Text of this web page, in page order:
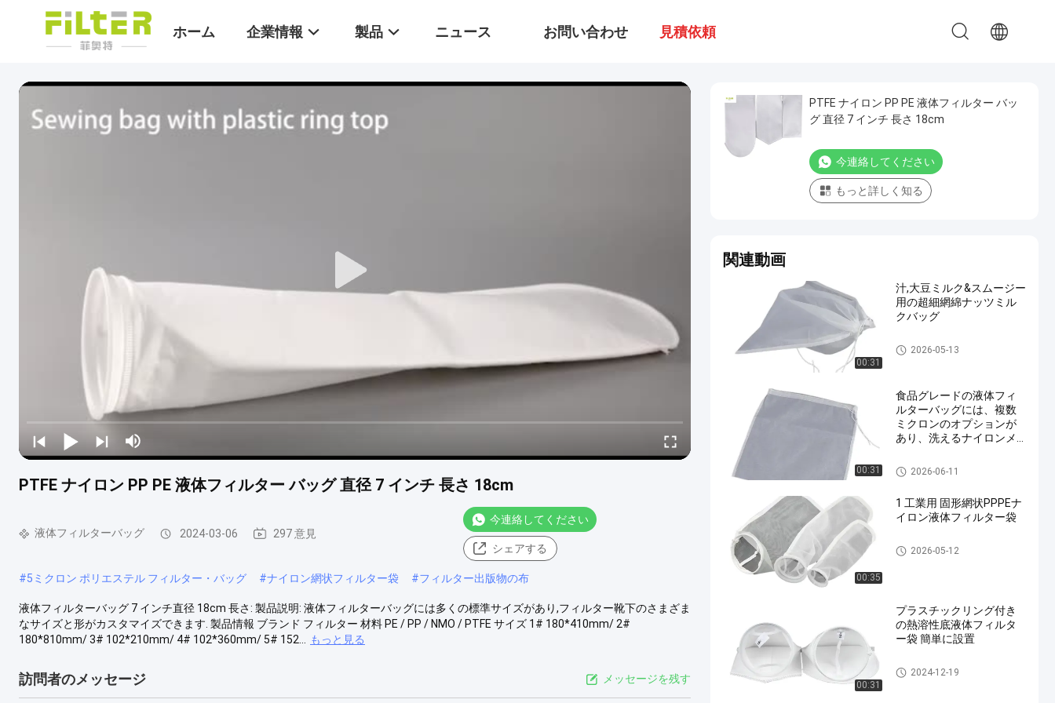
ホーム 企業情報 製品 ニュース お問い合わせ 見積依頼
PTFE ナイロン PP PE 液体フィルター バッグ 直径 7 インチ 長さ 18cm
液体フィルターバッグ 2024-03-06 297 意見
今連絡してください
シェアする
#5ミクロン ポリエステル フィルター・バッグ #ナイロン網状フィルター袋 #フィルター出版物の布
液体フィルターバッグ 7 インチ直径 18cm 長さ: 製品説明: 液体フィルターバッグには多くの標準サイズがあり,フィルター靴下のさまざま
なサイズと形がカスタマイズできます. 製品情報 ブランド フィルター 材料 PE / PP / NMO / PTFE サイズ 1# 180*410mm/ 2#
180*810mm/ 3# 102*210mm/ 4# 102*360mm/ 5# 152...
もっと見る
訪問者のメッセージ メッセージを残す
PTFE ナイロン PP PE 液体フィルター バッ
グ 直径 7 インチ 長さ 18cm
今連絡してください
もっと詳しく知る
関連動画
00:31
汁,大豆ミルク&スムージー
用の超細網綿ナッツミル
クバッグ
液体フィルターバッグ
2026-05-13
00:31
食品グレードの液体フィ
ルターバッグには、複数
ミクロンのオプションが
あり、洗えるナイロンメ
離のための安全な引き紐
開閉が付いています。
液体フィルターバッグ
2026-06-11
00:35
1 工業用 固形網状PPPEナ
イロン液体フィルター袋
液体フィルターバッグ
2026-05-12
00:31
プラスチックリング付き
の熱溶性底液体フィルタ
ー袋 簡単に設置
液体フィルターバッグ
2024-12-19